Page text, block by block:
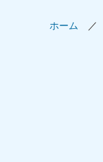
ホーム